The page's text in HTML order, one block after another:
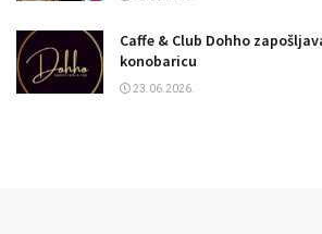
Caffe & Club Dohho
konobaricu
23.06.2026.